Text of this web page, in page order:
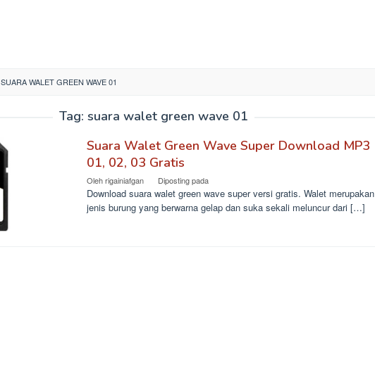
SUARA WALET GREEN WAVE 01
Tag: suara walet green wave 01
Suara Walet Green Wave Super Download MP3
01, 02, 03 Gratis
Olehrigainiafgan Diposting pada
Download suara walet green wave super versi gratis. Walet merupakan
jenis burung yang berwarna gelap dan suka sekali meluncur dari […]